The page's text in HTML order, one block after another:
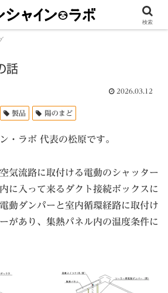
話
2026.03.12
製品 陽のまど
・ラボ 代表の松原です。
気流路に取付ける電動のシャッター
に入って来るダクト接続ボックスに
動ダンパーと室内循環経路に取付け
があり、集熱パネル内の温度条件に
検索